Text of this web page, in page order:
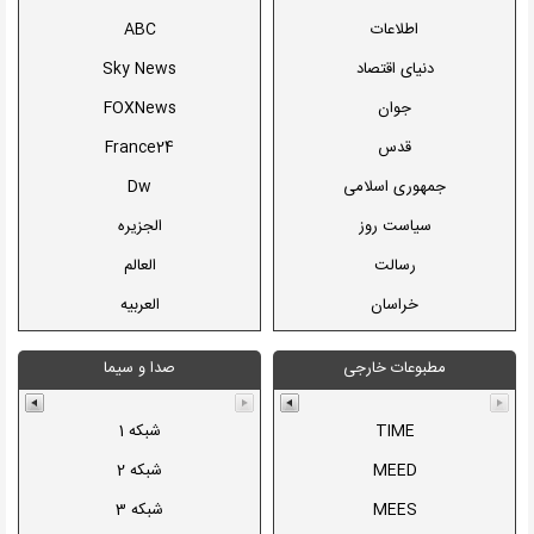
یالثارات
598
اطلاعات
دنیای اقتصاد
جوان
قدس
جمهوری اسلامی
سياست روز
رسالت
خراسان
معاونت امور مطبوعاتی و اطلاع
رسانی
مطالعات و برنامه ریزی رسانه ها
انجمن روزنامه نگاران مسلمان
ABC
Sky News
FOXNews
France24
Dw
الجزیره
العالم
العربیه
المنار
AP
reuters
AFP
Interfax
مطبوعات خارجی
TIME
MEED
MEES
صدا و سیما
شبکه 1
شبکه 2
شبکه 3